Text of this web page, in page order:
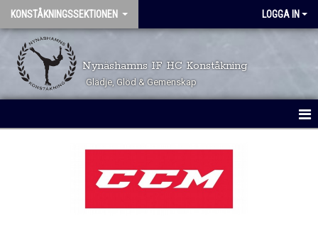
KONSTÅKNINGSSEKTIONEN LOGGA IN
Nynäshamns IF HC Konståkning
Glädje, Glöd & Gemenskap